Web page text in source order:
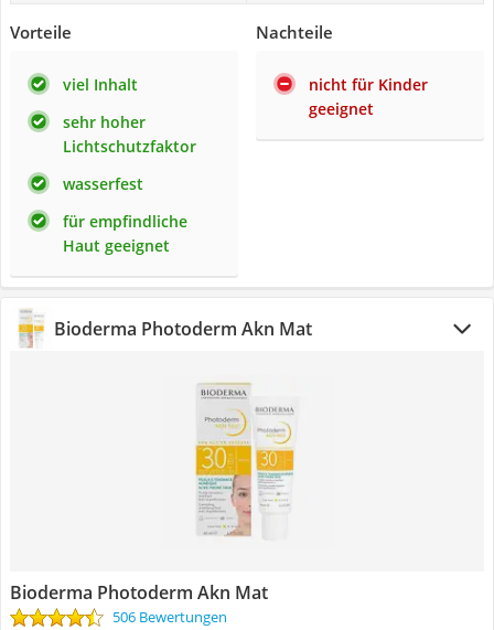
Vorteile
viel Inhalt
sehr hoher
Lichtschutzfaktor
wasserfest
für empfindliche
Haut geeignet
Nachteile
nicht für Kinder
geeignet
Bioderma Photoderm Akn Mat
Bioderma Photoderm Akn Mat
506 Bewertungen